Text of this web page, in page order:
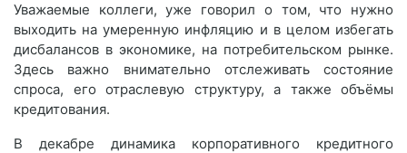
Уважаемые коллеги, уже говорил о том, что нужно
выходить на умеренную инфляцию и в целом избегать
дисбалансов в экономике, на потребительском рынке.
Здесь важно внимательно отслеживать состояние
спроса, его отраслевую структуру, а также объёмы
кредитования.
В декабре динамика корпоративного кредитного